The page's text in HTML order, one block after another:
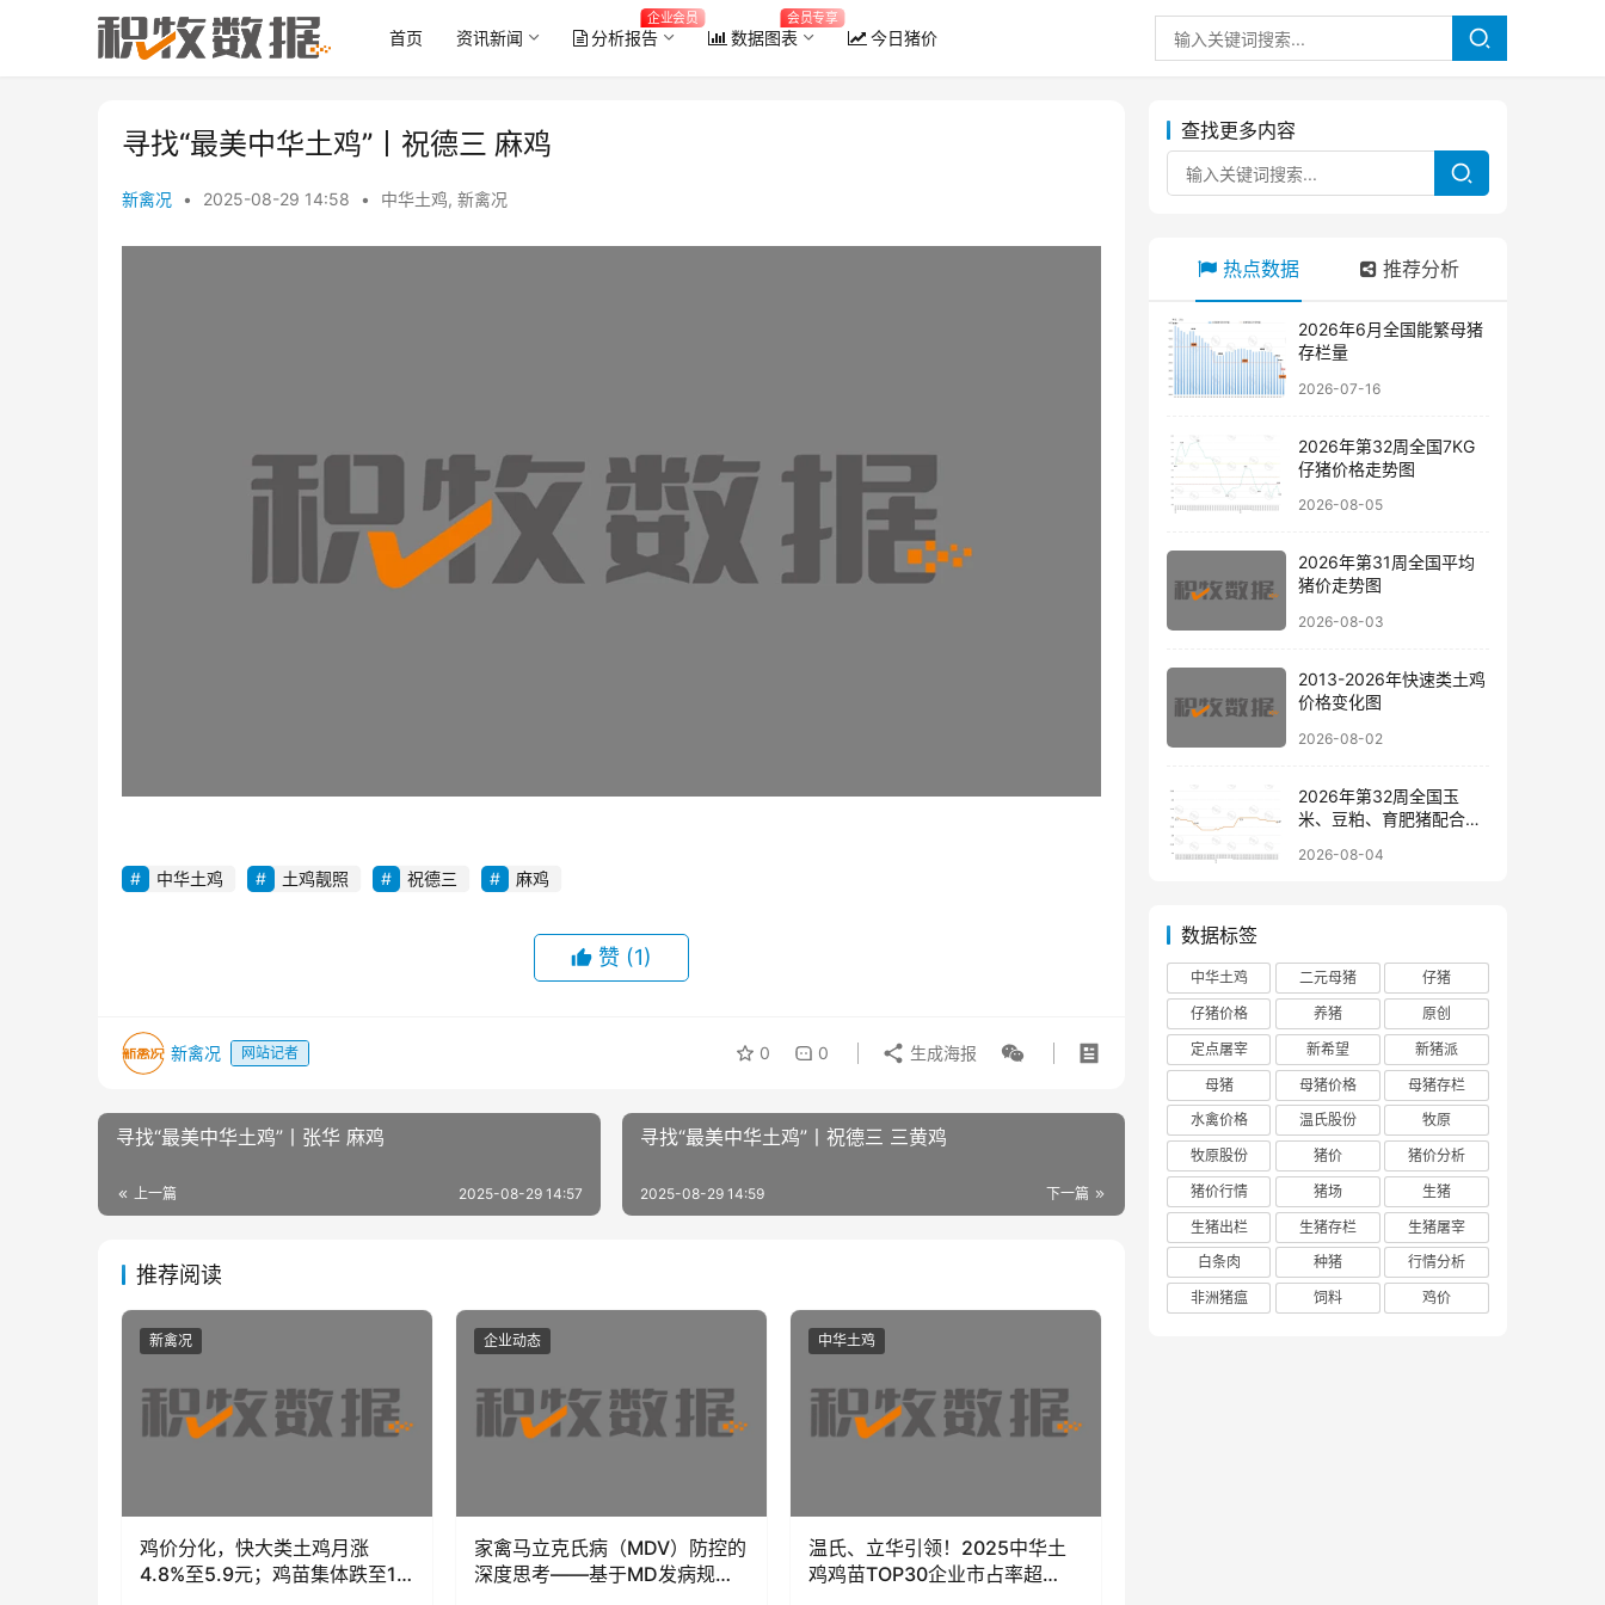
首页 资讯新闻 分析报告
企业会员
数据图表
会员专享
今日猪价
寻找“最美中华土鸡”丨祝德三 麻鸡
新禽况 • 2025-08-29 14:58 • 中华土鸡, 新禽况
中华土鸡 土鸡靓照 祝德三 麻鸡
赞 (1)
新禽况 网站记者 0 0 生成海报
寻找“最美中华土鸡”丨张华 麻鸡
上一篇 2025-08-29 14:57
寻找“最美中华土鸡”丨祝德三 三黄鸡
下一篇
2025-08-29 14:59
推荐阅读
新禽况
鸡价分化，快大类土鸡月涨
4.8%至5.9元；鸡苗集体跌至1-
企业动态
家禽马立克氏病（MDV）防控的
深度思考——基于MD发病规
中华土鸡
温氏、立华引领！2025中华土
鸡鸡苗TOP30企业市占率超
查找更多内容
热点数据 推荐分析
2026年6月全国能繁母猪
存栏量
2026-07-16
2026年第32周全国7KG
仔猪价格走势图
2026-08-05
2026年第31周全国平均
猪价走势图
2026-08-03
2013-2026年快速类土鸡
价格变化图
2026-08-02
2026年第32周全国玉
米、豆粕、育肥猪配合饲
2026-08-04
数据标签
中华土鸡 二元母猪
仔猪
仔猪价格
养猪
原创
定点屠宰
新希望
新猪派
母猪
母猪价格
母猪存栏
水禽价格
温氏股份
牧原
牧原股份
猪价
猪价分析
猪价行情
猪场
生猪
生猪出栏
生猪存栏
生猪屠宰
白条肉
种猪
行情分析
非洲猪瘟
饲料 鸡价